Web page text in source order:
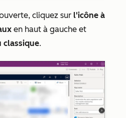
cliquez sur l'icône à
en haut à gauche et
classique.